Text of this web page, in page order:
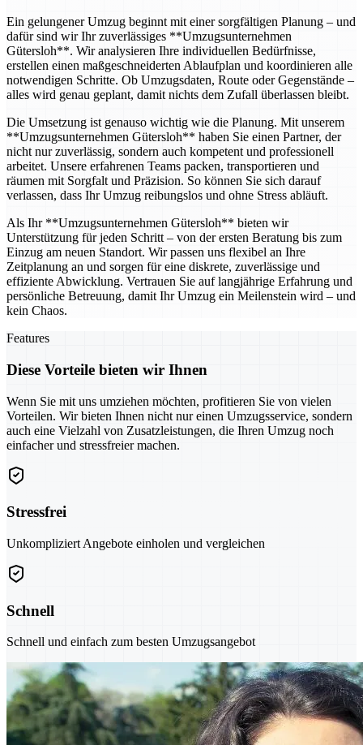
Ein gelungener Umzug beginnt mit einer sorgfältigen Planung – und
dafür sind wir Ihr zuverlässiges **Umzugsunternehmen
Gütersloh**. Wir analysieren Ihre individuellen Bedürfnisse,
erstellen einen maßgeschneiderten Ablaufplan und koordinieren alle
notwendigen Schritte. Ob Umzugsdaten, Route oder Gegenstände –
alles wird genau geplant, damit nichts dem Zufall überlassen bleibt.
Die Umsetzung ist genauso wichtig wie die Planung. Mit unserem
**Umzugsunternehmen Gütersloh** haben Sie einen Partner, der
nicht nur zuverlässig, sondern auch kompetent und professionell
arbeitet. Unsere erfahrenen Teams packen, transportieren und
räumen mit Sorgfalt und Präzision. So können Sie sich darauf
verlassen, dass Ihr Umzug reibungslos und ohne Stress abläuft.
Als Ihr **Umzugsunternehmen Gütersloh** bieten wir
Unterstützung für jeden Schritt – von der ersten Beratung bis zum
Einzug am neuen Standort. Wir passen uns flexibel an Ihre
Zeitplanung an und sorgen für eine diskrete, zuverlässige und
effiziente Abwicklung. Vertrauen Sie auf langjährige Erfahrung und
persönliche Betreuung, damit Ihr Umzug ein Meilenstein wird – und
kein Chaos.
Features
Diese Vorteile bieten wir Ihnen
Wenn Sie mit uns umziehen möchten, profitieren Sie von vielen
Vorteilen. Wir bieten Ihnen nicht nur einen Umzugsservice, sondern
auch eine Vielzahl von Zusatzleistungen, die Ihren Umzug noch
einfacher und stressfreier machen.
Stressfrei
Unkompliziert Angebote einholen und vergleichen
Schnell
Schnell und einfach zum besten Umzugsangebot